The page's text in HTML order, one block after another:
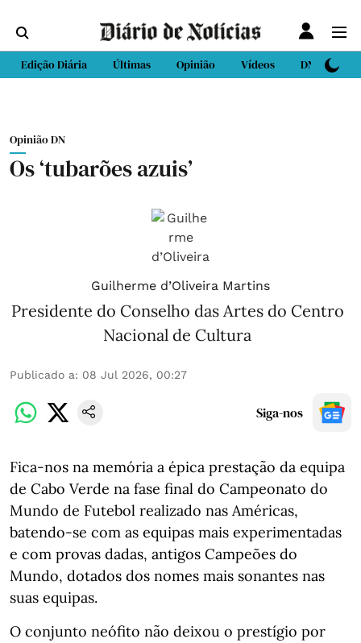
Edição Diária Últimas Opinião Vídeos DN Sport
Opinião DN
Os ‘tubarões azuis’
Guilherme d’Oliveira Martins
Presidente do Conselho das Artes do Centro
Nacional de Cultura
Publicado a: 08 Jul 2026, 00:27
Siga-nos
Fica-nos na memória a épica prestação da equipa
de Cabo Verde na fase final do Campeonato do
Mundo de Futebol realizado nas Américas,
batendo-se com as equipas mais experimentadas
e com provas dadas, antigos Campeões do
Mundo, dotados dos nomes mais sonantes nas
suas equipas.
O conjunto neófito não deixou o prestígio por